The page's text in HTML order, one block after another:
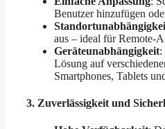
Benutzer hinzufügen
aus – ideal für Remote-
Geräteunabhängigkeit:
Lösung auf
Smartphones, Tablets
3. Zuverlässigkeit und